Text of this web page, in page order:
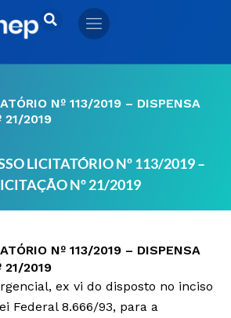
Nº 113/2019 – DISPENSA
21/2019
LICITATÓRIO Nº 113/2019 –
Nº 21/2019
Nº 113/2019 – DISPENSA
21/2019
ex vi do disposto no inciso
Federal 8.666/93, para a